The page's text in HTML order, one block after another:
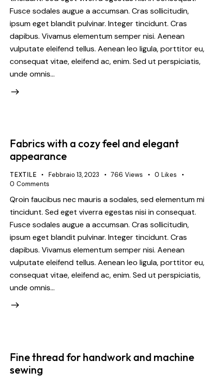
Fusce sodales augue a accumsan. Cras sollicitudin,
ipsum eget blandit pulvinar. Integer tincidunt. Cras
dapibus. Vivamus elementum semper nisi. Aenean
vulputate eleifend tellus. Aenean leo ligula, porttitor eu,
consequat vitae, eleifend ac, enim. Sed ut perspiciatis,
unde omnis…
Fabrics with a cozy feel and elegant
appearance
TEXTILE Febbraio 13, 2023 766 Views 0 Likes
0 Comments
Qroin faucibus nec mauris a sodales, sed elementum mi
tincidunt. Sed eget viverra egestas nisi in consequat.
Fusce sodales augue a accumsan. Cras sollicitudin,
ipsum eget blandit pulvinar. Integer tincidunt. Cras
dapibus. Vivamus elementum semper nisi. Aenean
vulputate eleifend tellus. Aenean leo ligula, porttitor eu,
consequat vitae, eleifend ac, enim. Sed ut perspiciatis,
unde omnis…
Fine thread for handwork and machine
sewing